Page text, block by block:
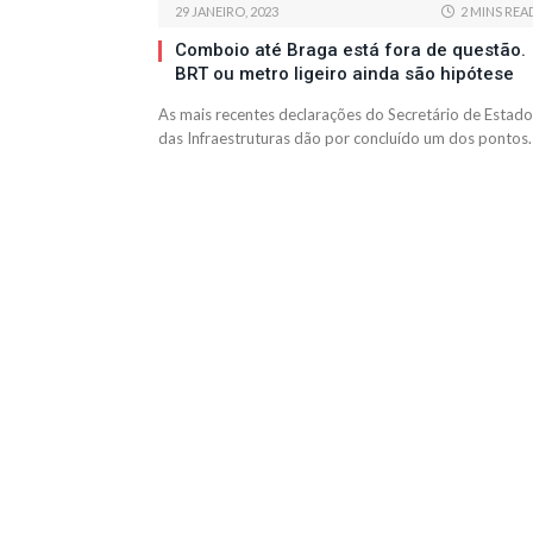
29 JANEIRO, 2023 2 MINS
Comboio até Braga está fora de questão.
BRT ou metro ligeiro ainda são hipótese
As mais recentes declarações do Secretário de Estado
das Infraestruturas dão por concluído um dos